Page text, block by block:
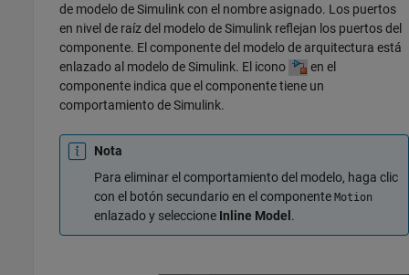
de modelo de Simulink con el nombre asignado. Los puertos
en nivel de raíz del modelo de Simulink reflejan los puertos del
componente. El componente del modelo de arquitectura está
enlazado al modelo de Simulink. El icono
en el
componente indica que el componente tiene un
comportamiento de Simulink.
Nota
Para eliminar el comportamiento del modelo, haga clic
con el botón secundario en el componente Motion
enlazado y seleccione Inline Model .